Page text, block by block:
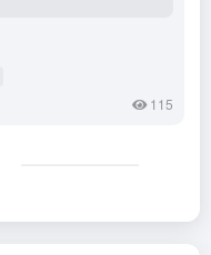
115